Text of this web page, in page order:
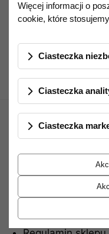
Informacje
Więcej informacji o
cookie, które
Ciasteczka
Ciasteczka
Ciasteczka